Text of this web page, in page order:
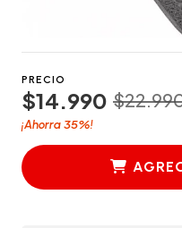
PRECIO
$14.990
¡Ahorra35%!